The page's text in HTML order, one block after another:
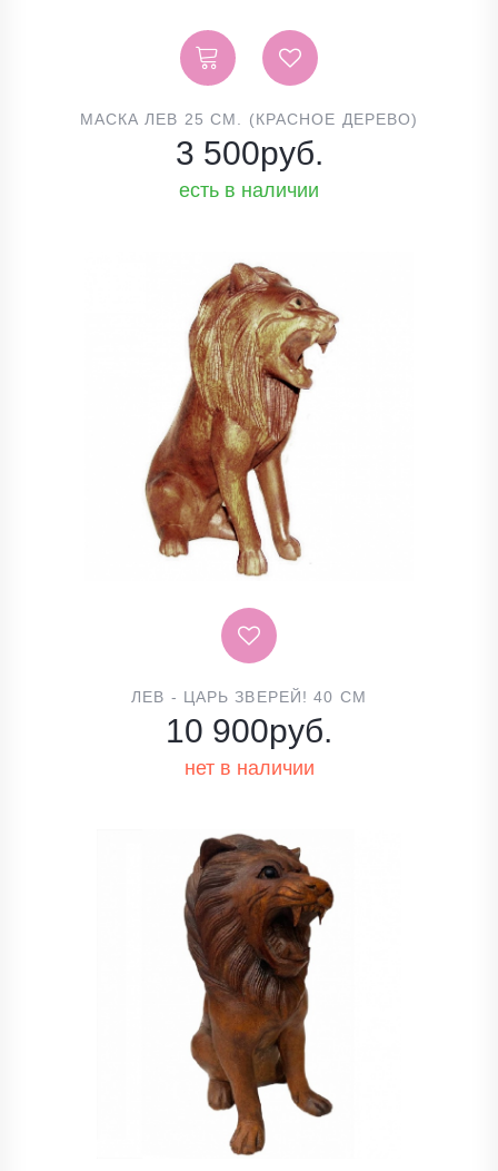
МАСКА ЛЕВ 25 СМ. (КРАСНОЕ ДЕРЕВО)
3 500руб.
есть в наличии
ЛЕВ - ЦАРЬ ЗВЕРЕЙ! 40 СМ
10 900руб.
нет в наличии